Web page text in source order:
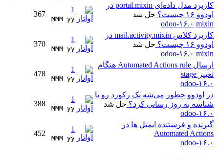
کاربرد مدل داده‌ای portal.mixin در
اودوو ۱۶ چیست؟
حل شد
odoo-۱۶.۰ mixin
1
MMM yy
367
کاربرد کلاس mail.activity.mixin در
اودوو ۱۶ چیست؟
حل شد
odoo-۱۶.۰ mixin
1
MMM yy
370
ارسال Automated Actions rule هنگام
تغییر stage
odoo-۱۶.۰
1
MMM yy
478
در اودوو چطور می‌شه یک رکورد رو با
شناسه به روز رسانی کرد؟ حل شد
odoo-۱۶.۰
1
MMM yy
388
گیرنده و فرستنده ایمیل ها در
Automated Actions
odoo-۱۶.۰
1
MMM yy
452